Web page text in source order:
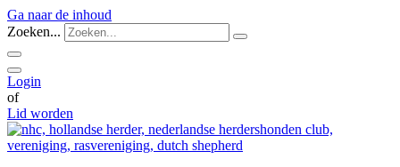
Ga naar de inhoud
Zoeken...
Login
of
Lid worden